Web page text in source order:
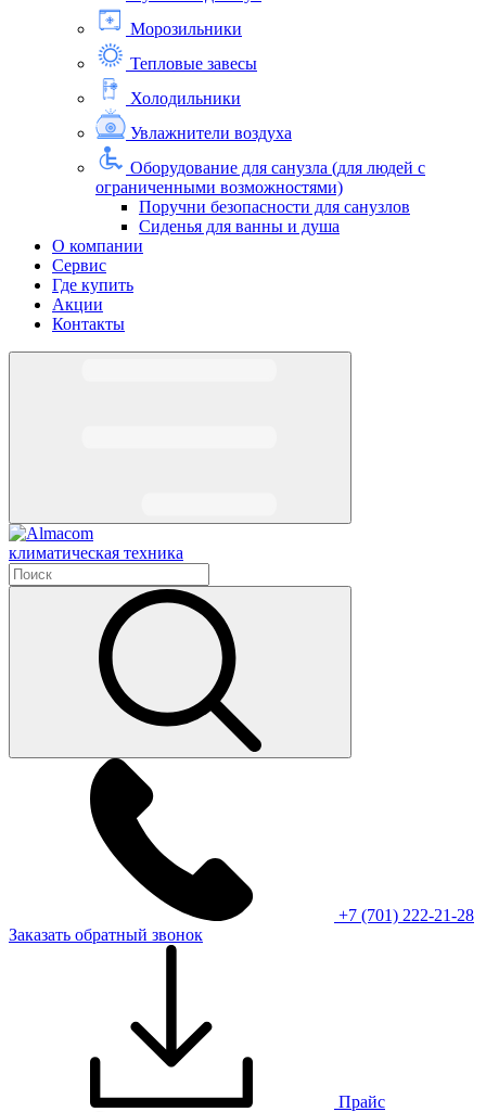
Морозильники
Тепловые завесы
Холодильники
Увлажнители воздуха
Оборудование для санузла (для людей с
ограниченными возможностями)
Поручни безопасности для санузлов
Сиденья для ванны и душа
О компании
Сервис
Где купить
Акции
Контакты
климатическая техника
+7 (701) 222-21-28
Заказать обратный звонок
Прайс